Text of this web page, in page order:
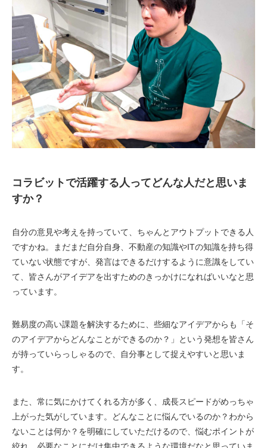
コラビットで活躍する人ってどんな人だと思いま
すか？
自分の意見や考えを持っていて、ちゃんとアウトプットできる人
ですかね。まだまだ自分自身、不動産の知識やITの知識を持ち得
ていない状態ですが、発言はできるだけするように意識をしてい
て、皆さんがアイデアを出すためのきっかけになればいいなと思
っています。
難易度の高い課題を解決するために、些細なアイデアからも「そ
のアイデアからどんなことができるのか？」という発想を皆さん
が持っていらっしゃるので、自分事として捉えやすいと思いま
す。
また、常に気にかけてくれる方が多く、成長スピードがめっちゃ
上がった気がしています。どんなことに悩んでいるのか？わから
ないことは何か？を明確にしていただけるので、悩むポイントが